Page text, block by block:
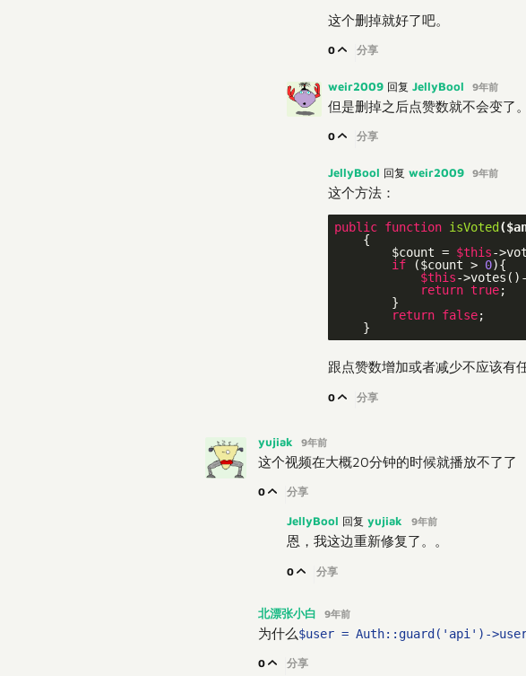
这个删掉就好了吧。
0 分享
weir2009 回复 JellyBool 9年前
但是删掉之后点赞数就不会变了
0 分享
JellyBool 回复 weir2009 9年前
这个方法：
public function isVoted
{
        $count =
$this-
if ($count > 0){
$this-
return true;
        }
return false;
跟点赞数增加或者减少不应该有
0 分享
yujiak 9年前
这个视频在大概20分钟的时候就播放不了了
0 分享
JellyBool 回复 yujiak 9年前
恩，我这边重新修复了。。
0 分享
北漂张小白 9年前
为什么$user = Auth::guard('api')-
0 分享